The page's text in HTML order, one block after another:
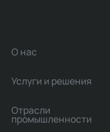
О нас
Услуги и решения
Отрасли
промышленности